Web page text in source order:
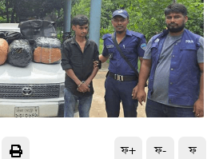
ফ+ ফ- ফ